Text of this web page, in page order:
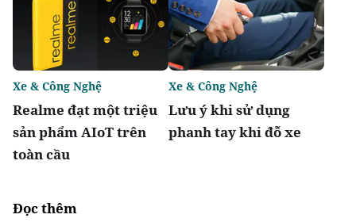
Realme đạt một triệu
sản phẩm AIoT trên
toàn cầu
Xe & Công Nghệ
Lưu ý khi sử dụng
phanh tay khi đỗ xe
Xe & Công Nghệ
Đọc thêm